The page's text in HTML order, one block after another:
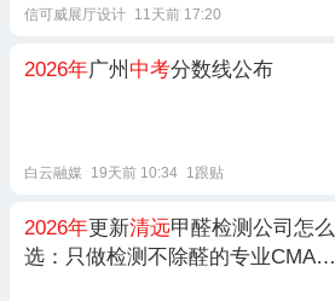
信可威展厅设计 11天前 17:20
2026年广州 中考分数线公布
白云融媒 19天前 10:34 1跟贴
2026年更新清远甲醛检测公司怎么
选：只做检测不除醛的专业CMA资